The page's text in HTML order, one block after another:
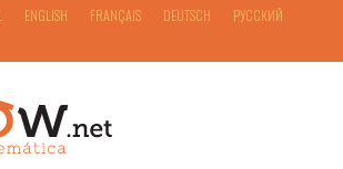
ENGLISH FRANÇAIS DEUTSCH
РУССКИЙ